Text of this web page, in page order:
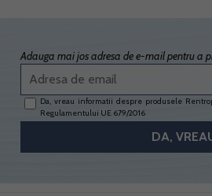
Adauga mai jos adresa de e-mail pentru a
Da, vreau informatii despre produsele
Regulamentului UE 679/2016